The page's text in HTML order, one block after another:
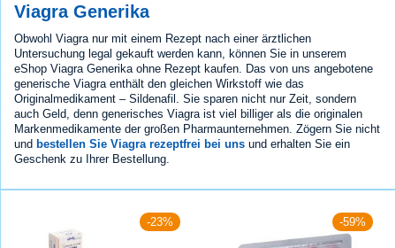
Viagra Generika
Obwohl Viagra nur mit einem Rezept nach einer ärztlichen
Untersuchung legal gekauft werden kann, können Sie in unserem
eShop Viagra Generika ohne Rezept kaufen. Das von uns angebotene
generische Viagra enthält den gleichen Wirkstoff wie das
Originalmedikament – Sildenafil. Sie sparen nicht nur Zeit, sondern
auch Geld, denn generisches Viagra ist viel billiger als die originalen
Markenmedikamente der großen Pharmaunternehmen. Zögern Sie nicht
und bestellen Sie Viagra rezeptfrei bei uns und erhalten Sie ein
Geschenk zu Ihrer Bestellung.
-23% -59%